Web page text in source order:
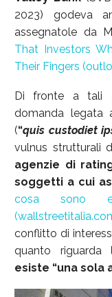
2023) godeva
assegnatole da
That Investors
Their Fingers
Di fronte a tali
domanda legata
(“quis custodiet
vulnus strutturali
agenzie di
soggetti a cui
cosa sono e
conflitto di
quanto riguarda
esiste “una sola